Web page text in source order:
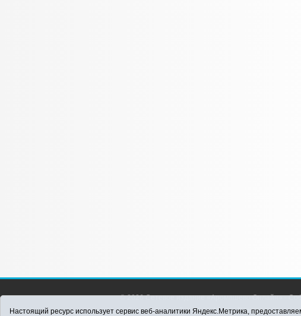
© 2026 Сетевое издание «Аромашево Онлайн» -
района. Для детей старше 16 лет. Все права
Настоящий ресурс использует сервис веб-аналитики Яндекс.Метрика,